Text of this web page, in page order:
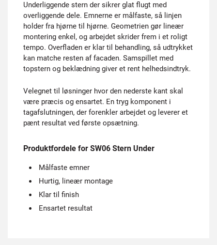
Underliggende stern der sikrer glat flugt med
overliggende dele. Emnerne er målfaste, så linjen
holder fra hjørne til hjørne. Geometrien gør lineær
montering enkel, og arbejdet skrider frem i et roligt
tempo. Overfladen er klar til behandling, så udtrykket
kan matche resten af facaden. Samspillet med
topstern og beklædning giver et rent helhedsindtryk.
Velegnet til løsninger hvor den nederste kant skal
være præcis og ensartet. En tryg komponent i
tagafslutningen, der forenkler arbejdet og leverer et
pænt resultat ved første opsætning.
Produktfordele for SW06 Stern Under
Målfaste emner
Hurtig, lineær montage
Klar til finish
Ensartet resultat